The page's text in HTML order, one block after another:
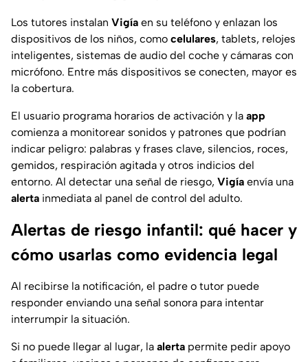
Los tutores instalan Vigía en su teléfono y enlazan los
dispositivos de los niños, como celulares, tablets, relojes
inteligentes, sistemas de audio del coche y cámaras con
micrófono. Entre más dispositivos se conecten, mayor es
la cobertura.
El usuario programa horarios de activación y la app
comienza a monitorear sonidos y patrones que podrían
indicar peligro: palabras y frases clave, silencios, roces,
gemidos, respiración agitada y otros indicios del
entorno. Al detectar una señal de riesgo, Vigía envía una
alerta inmediata al panel de control del adulto.
Alertas de riesgo infantil: qué hacer y
cómo usarlas como evidencia legal
Al recibirse la notificación, el padre o tutor puede
responder enviando una señal sonora para intentar
interrumpir la situación.
Si no puede llegar al lugar, la alerta permite pedir apoyo